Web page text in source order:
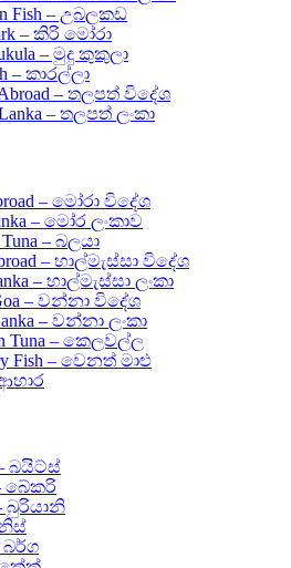
Fish – උබලකඩ
– කිරි මෝරා
– මුදු කුකුලා
– කාරල්ලා
Abroad – තලපත් විදේශ
Lanka – තලපත් ලංකා
– මෝරා විදේශ
– මෝර ලංකාව
Tuna – බලයා
– හාල්මැස්සා විදේශ
– හාල්මැස්සා ලංකා
– වන්නා විදේශ
– වන්නා ලංකා
Tuna – කෙලවල්ල
Fish – වෙනත් මාළු
බයිට්ස්
බේකරි
බුරියානි
බර්ග